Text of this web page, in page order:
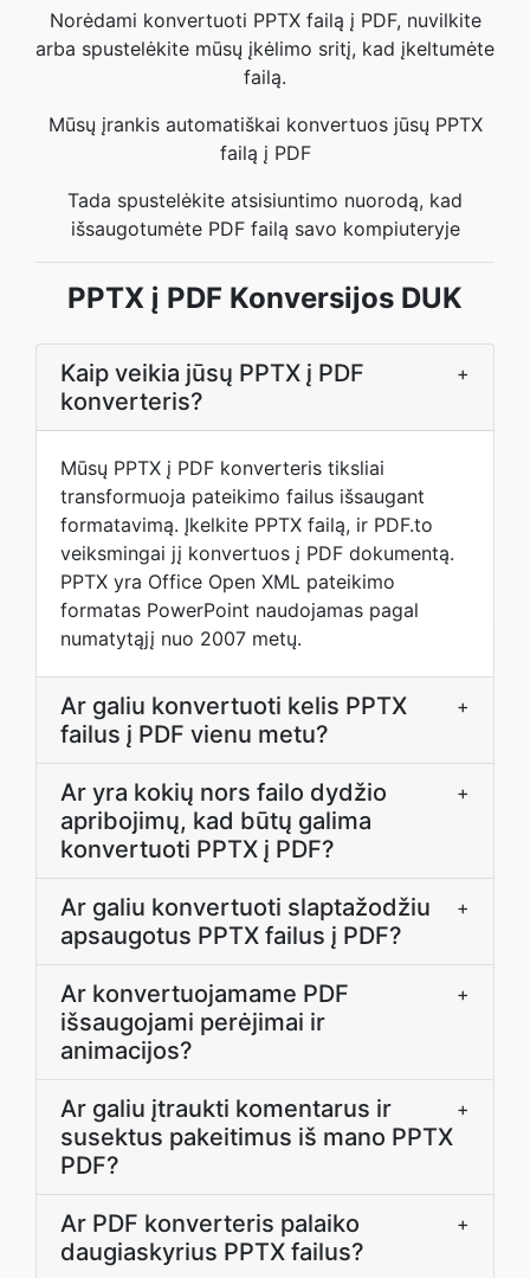
Norėdami konvertuoti PPTX failą į PDF, nuvilkite
arba spustelėkite mūsų įkėlimo sritį, kad įkeltumėte
failą.
Mūsų įrankis automatiškai konvertuos jūsų PPTX
failą į PDF
Tada spustelėkite atsisiuntimo nuorodą, kad
išsaugotumėte PDF failą savo kompiuteryje
PPTX į PDF Konversijos DUK
Kaip veikia jūsų PPTX į PDF
konverteris?
+
Mūsų PPTX į PDF konverteris tiksliai
transformuoja pateikimo failus išsaugant
formatavimą. Įkelkite PPTX failą, ir PDF.to
veiksmingai jį konvertuos į PDF dokumentą.
PPTX yra Office Open XML pateikimo
formatas PowerPoint naudojamas pagal
numatytąjį nuo 2007 metų.
Ar galiu konvertuoti kelis PPTX
failus į PDF vienu metu?
+
Ar yra kokių nors failo dydžio
apribojimų, kad būtų galima
konvertuoti PPTX į PDF?
+
Ar galiu konvertuoti slaptažodžiu
apsaugotus PPTX failus į PDF?
+
Ar konvertuojamame PDF
išsaugojami perėjimai ir
animacijos?
+
Ar galiu įtraukti komentarus ir
susektus pakeitimus iš mano PPTX
PDF?
+
Ar PDF konverteris palaiko
daugiaskyrius PPTX failus?
+